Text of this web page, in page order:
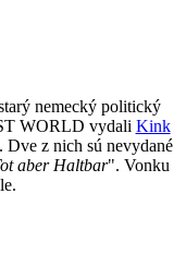
nemecký politický
WORLD vydali Kink
Dve z nich sú nevydané
aber Haltbar". Vonku